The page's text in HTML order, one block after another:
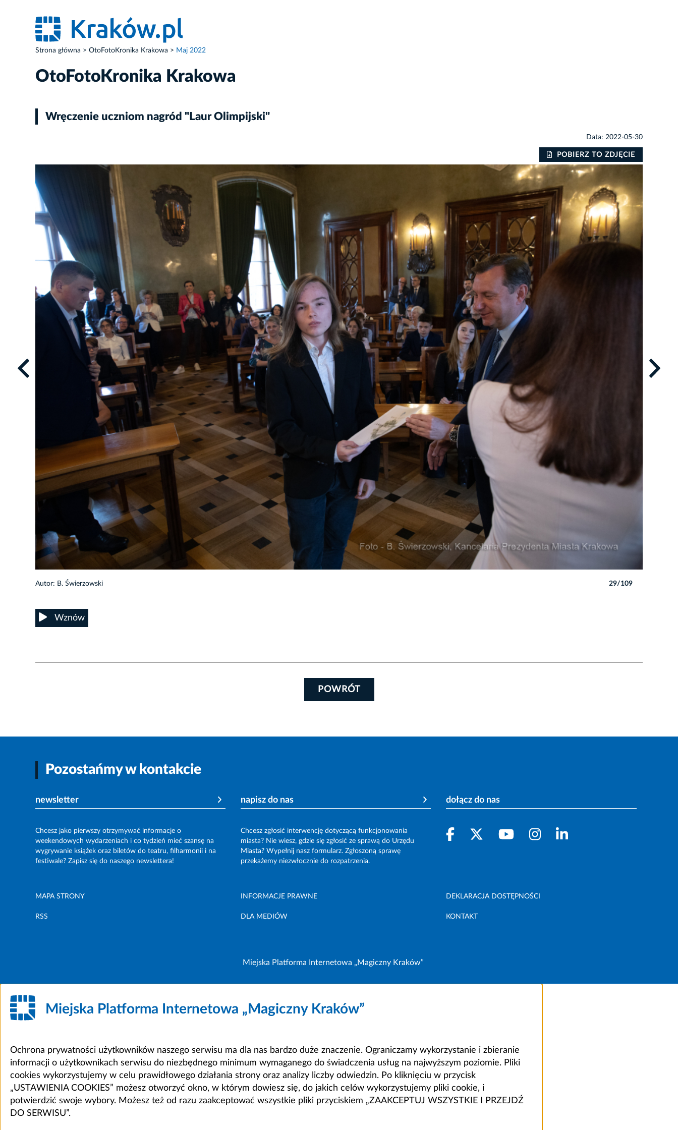
Strona główna OtoFotoKronika Krakowa Maj 2022
OtoFotoKronika Krakowa
Wręczenie uczniom nagród "Laur Olimpijski"
Data: 2022-05-30
POBIERZ TO ZDJĘCIE
Autor: B. Świerzowski 29/109
Wznów
POWRÓT
Pozostańmy w kontakcie
newsletter
Chcesz jako pierwszy otrzymywać informacje o
weekendowych wydarzeniach i co tydzień mieć szansę na
wygrywanie książek oraz biletów do teatru, filharmonii i na
festiwale? Zapisz się do naszego newslettera!
napisz do nas
Chcesz zgłosić interwencję dotyczącą funkcjonowania
miasta? Nie wiesz, gdzie się zgłosić ze sprawą do Urzędu
Miasta? Wypełnij nasz formularz. Zgłoszoną sprawę
przekażemy niezwłocznie do rozpatrzenia.
dołącz do nas
MAPA STRONY INFORMACJE PRAWNE DEKLARACJA DOSTĘPNOŚCI
RSS DLA MEDIÓW KONTAKT
Miejska Platforma Internetowa „Magiczny Kraków”
Miejska Platforma Internetowa „Magiczny Kraków”
Ochrona prywatności użytkowników naszego serwisu ma dla nas bardzo duże znaczenie. Ograniczamy wykorzystanie i zbieranie
informacji o użytkownikach serwisu do niezbędnego minimum wymaganego do świadczenia usług na najwyższym poziomie. Pliki
cookies wykorzystujemy w celu prawidłowego działania strony oraz analizy liczby odwiedzin. Po kliknięciu w przycisk
„USTAWIENIA COOKIES” możesz otworzyć okno, w którym dowiesz się, do jakich celów wykorzystujemy pliki cookie, i
potwierdzić swoje wybory. Możesz też od razu zaakceptować wszystkie pliki przyciskiem „ZAAKCEPTUJ WSZYSTKIE I PRZEJDŹ
DO SERWISU”.